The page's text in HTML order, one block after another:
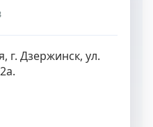
г. Дзержинск, ул.